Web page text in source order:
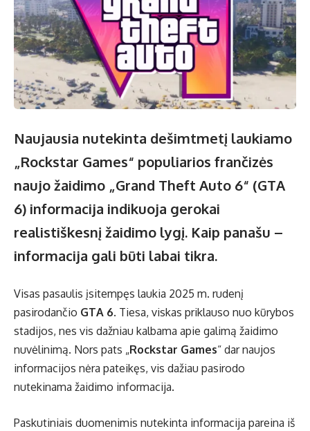
Naujausia nutekinta dešimtmetį laukiamo
„Rockstar Games“ populiarios frančizės
naujo žaidimo „Grand Theft Auto 6“ (GTA
6) informacija indikuoja gerokai
realistiškesnį žaidimo lygį. Kaip panašu –
informacija gali būti labai tikra.
Visas pasaulis įsitempęs laukia 2025 m. rudenį
pasirodančio GTA 6. Tiesa, viskas priklauso nuo kūrybos
stadijos, nes vis dažniau kalbama apie galimą žaidimo
nuvėlinimą. Nors pats „Rockstar Games“ dar naujos
informacijos nėra pateikęs, vis dažiau pasirodo
nutekinama žaidimo informacija.
Paskutiniais duomenimis nutekinta informacija pareina iš